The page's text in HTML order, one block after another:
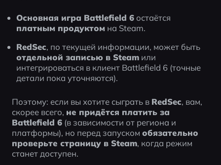
Основная игра Battlefield 6
платным продуктом на Steam.
RedSec
отдельной записью в Steam или
интегрироваться в клиент Battlefield 6 (точные
детали пока уточняются).
Поэтому: если вы хотите сыграть в RedSec, вам,
скорее всего, не придётся платить за
Battlefield 6 (в зависимости от региона и
платформы), но перед запуском обязательно
проверьте страницу в Steam, когда режим
станет доступен.